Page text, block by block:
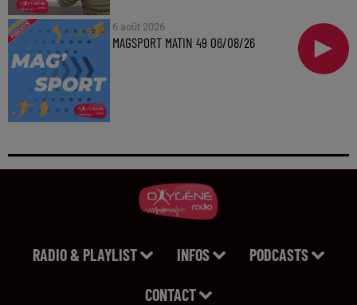
6 août 2026
MAGSPORT MATIN 49 06/08/26
RADIO & PLAYLIST INFOS PODCASTS
CONTACT